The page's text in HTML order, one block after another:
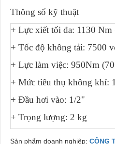
Thông số kỹ thuật
+ Lực xiết tối đa: 1130
+ Tốc độ không tải: 7500
+ Lực làm việc: 950Nm
+ Mức tiêu thụ không khí:
+ Đầu hơi vào: 1/2"
+ Trọng lượng: 2 kg
Sản phẩm doanh nghiệp: CÔNG